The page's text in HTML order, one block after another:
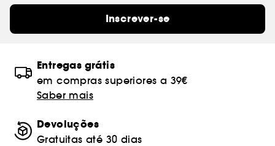
Inscrever-se
Entregas grátis
em compras superiores a 39€
Saber mais
Devoluções
Gratuitas até 30 dias